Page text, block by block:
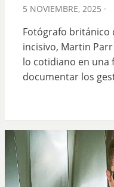
POSTED
5 NOVIEMBRE, 2025
Fotógrafo británico
incisivo, Martin
lo cotidiano en una
documentar los